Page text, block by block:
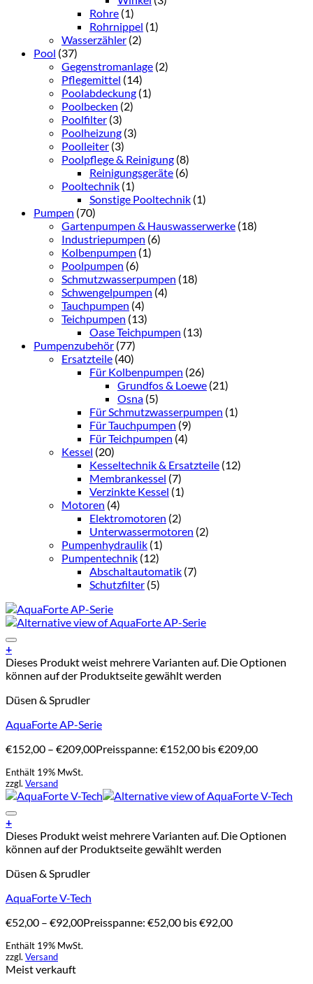
Rohre (1)
Rohrnippel (1)
Wasserzähler (2)
Pool (37)
Gegenstromanlage (2)
Pflegemittel (14)
Poolabdeckung (1)
Poolbecken (2)
Poolfilter (3)
Poolheizung (3)
Poolleiter (3)
Poolpflege & Reinigung (8)
Reinigungsgeräte (6)
Pooltechnik (1)
Sonstige Pooltechnik (1)
Pumpen (70)
Gartenpumpen & Hauswasserwerke (18)
Industriepumpen (6)
Kolbenpumpen (1)
Poolpumpen (6)
Schmutzwasserpumpen (18)
Schwengelpumpen (4)
Tauchpumpen (4)
Teichpumpen (13)
Oase Teichpumpen (13)
Pumpenzubehör (77)
Ersatzteile (40)
Für Kolbenpumpen (26)
Grundfos & Loewe (21)
Osna (5)
Für Schmutzwasserpumpen (1)
Für Tauchpumpen (9)
Für Teichpumpen (4)
Kessel (20)
Kesseltechnik & Ersatzteile (12)
Membrankessel (7)
Verzinkte Kessel (1)
Motoren (4)
Elektromotoren (2)
Unterwassermotoren (2)
Pumpenhydraulik (1)
Pumpentechnik (12)
Abschaltautomatik (7)
Schutzfilter (5)
+
Dieses Produkt weist mehrere Varianten auf. Die Optionen
können auf der Produktseite gewählt werden
Düsen & Sprudler
AquaForte AP-Serie
€152,00 – €209,00Preisspanne: €152,00 bis €209,00
Enthält 19% MwSt.
zzgl. Versand
+
Dieses Produkt weist mehrere Varianten auf. Die Optionen
können auf der Produktseite gewählt werden
Düsen & Sprudler
AquaForte V-Tech
€52,00 – €92,00Preisspanne: €52,00 bis €92,00
Enthält 19% MwSt.
zzgl. Versand
Meist verkauft